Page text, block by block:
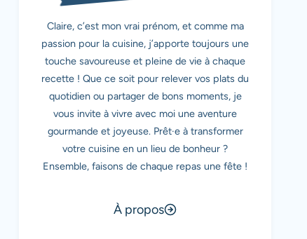
Claire, c’est mon vrai prénom, et comme ma
passion pour la cuisine, j’apporte toujours une
touche savoureuse et pleine de vie à chaque
recette ! Que ce soit pour relever vos plats du
quotidien ou partager de bons moments, je
vous invite à vivre avec moi une aventure
gourmande et joyeuse. Prêt·e à transformer
votre cuisine en un lieu de bonheur ?
Ensemble, faisons de chaque repas une fête !
À propos